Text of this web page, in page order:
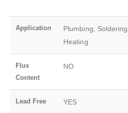
Application
Plumbing,
Heating
Flux
Content
NO
Lead Free YES